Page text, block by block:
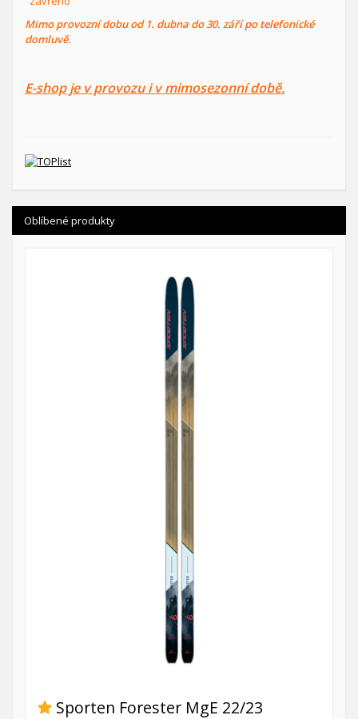
Mimo provozní dobu od 1. dubna do 30. září po telefonické
domluvě.
E-shop je v provozu i v mimosezonní době.
Oblíbené produkty
Sporten Forester MgE 22/23